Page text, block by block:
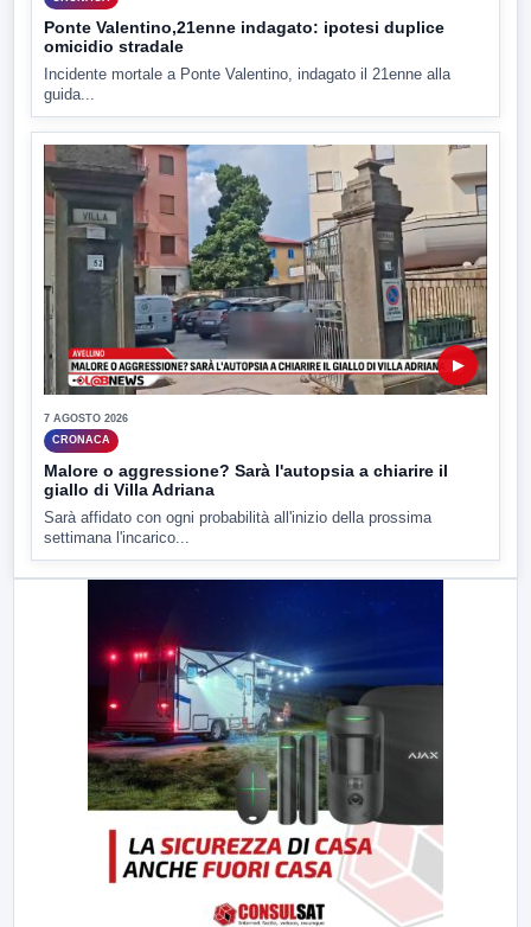
Ponte Valentino,21enne indagato: ipotesi duplice
omicidio stradale
Incidente mortale a Ponte Valentino, indagato il 21enne alla
guida...
▶
7 AGOSTO 2026
CRONACA
Malore o aggressione? Sarà l'autopsia a chiarire il
giallo di Villa Adriana
Sarà affidato con ogni probabilità all'inizio della prossima
settimana l'incarico...